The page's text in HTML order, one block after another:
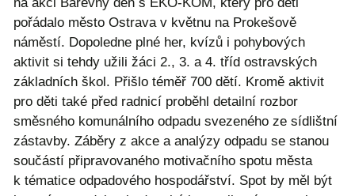
pořádalo město Ostrava v květnu na Prokešově
náměstí. Dopoledne plné her, kvízů i pohybových
aktivit si tehdy užili žáci 2., 3. a 4. tříd ostravských
základních škol. Přišlo téměř 700 dětí. Kromě aktivit
pro děti také před radnicí proběhl detailní rozbor
směsného komunálního odpadu svezeného ze sídlištní
zástavby. Záběry z akce a analýzy odpadu se stanou
součástí připravovaného motivačního spotu města
k tématice odpadového hospodářství. Spot by měl být